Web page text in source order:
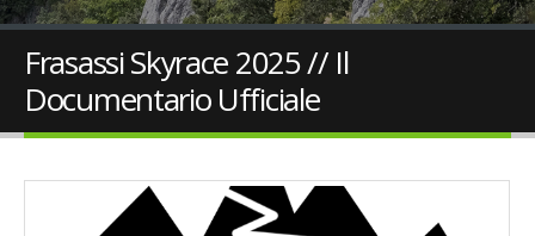
Frasassi Skyrace 2025 // Il
Documentario Ufficiale